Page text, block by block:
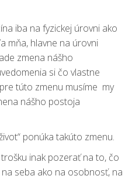
iba na fyzickej úrovni ako
mňa, hlavne na úrovni
zmena nášho
si čo vlastne
túto zmenu musíme my
nášho postoja
ponúka takúto zmenu.
inak pozerať na to, čo
seba ako na osobnosť, na